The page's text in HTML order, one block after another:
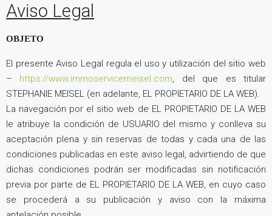
Aviso Legal
OBJETO
El presente Aviso Legal regula el uso y utilización del sitio web
– https://www.immoservicemeisel.com, del que es titular
STEPHANIE MEISEL (en adelante, EL PROPIETARIO DE LA WEB).
La navegación por el sitio web de EL PROPIETARIO DE LA WEB
le atribuye la condición de USUARIO del mismo y conlleva su
aceptación plena y sin reservas de todas y cada una de las
condiciones publicadas en este aviso legal, advirtiendo de que
dichas condiciones podrán ser modificadas sin notificación
previa por parte de EL PROPIETARIO DE LA WEB, en cuyo caso
se procederá a su publicación y aviso con la máxima